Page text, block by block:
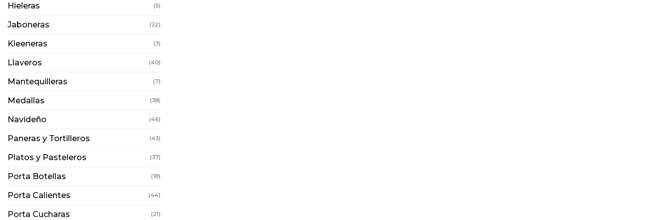
Hieleras (5)
Jaboneras (22)
Kleeneras (3)
Llaveros (40)
Mantequilleras (7)
Medallas (38)
Navideño (46)
Paneras y Tortilleros (43)
Platos y Pasteleros (37)
Porta Botellas (18)
Porta Calientes (44)
Porta Cucharas (21)